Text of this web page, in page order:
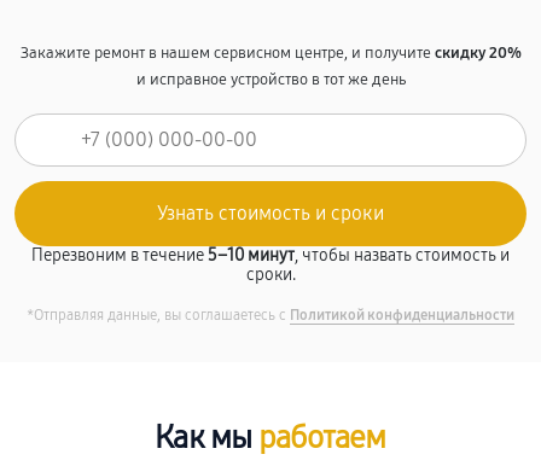
Закажите ремонт в нашем сервисном центре, и получитескидку 20%
и исправное устройство в тот же день
Перезвоним в течение5–10 минут, чтобы назвать стоимость и
сроки.
*Отправляя данные, вы соглашаетесь с Политикой конфиденциальности
Как мы работаем